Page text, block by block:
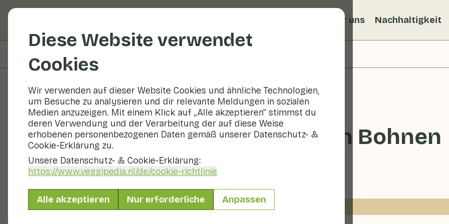
Diese Website verwendet
Cookies
Wir verwenden auf dieser Website Cookies und ähnliche Technologien,
um Besuche zu analysieren und dir relevante Meldungen in sozialen
Medien anzuzeigen. Mit einem Klick auf „Alle akzeptieren“ stimmst du
deren Verwendung und der Verarbeitung der auf diese Weise
erhobenen personenbezogenen Daten gemäß unserer Datenschutz- &
Cookie-Erklärung zu.
Unsere Datenschutz- & Cookie-Erklärung:
https://www.veggipedia.nl/de/cookie-richtlinie
Alle akzeptieren Nur erforderliche Anpassen
Über uns Nachhaltigkeit
Rezepte
pak choi mit schwarzen Bohnen
Hauptgericht 2 Personen
Mit saisonalen Produkten